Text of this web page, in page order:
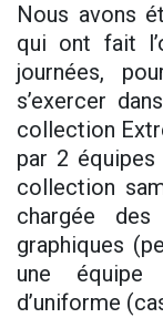
Nous avons
qui ont fait
journées,
s’exercer
collection
par 2
collection
chargée
graphiques
une
d’uniforme